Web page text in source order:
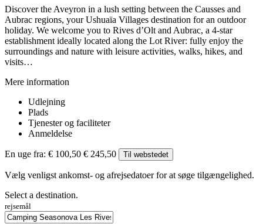
Discover the Aveyron in a lush setting between the Causses and
Aubrac regions, your Ushuaïa Villages destination for an outdoor
holiday. We welcome you to Rives d’Olt and Aubrac, a 4-star
establishment ideally located along the Lot River: fully enjoy the
surroundings and nature with leisure activities, walks, hikes, and
visits…
Mere information
Udlejning
Plads
Tjenester og faciliteter
Anmeldelse
En uge fra: € 100,50 € 245,50 Til webstedet
Vælg venligst ankomst- og afrejsedatoer for at søge tilgængelighed.
Select a destination.
rejsemål